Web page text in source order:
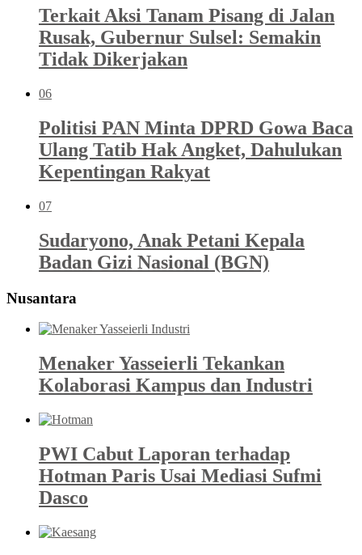
Terkait Aksi Tanam Pisang di Jalan
Rusak, Gubernur Sulsel: Semakin
Tidak Dikerjakan
06
Politisi PAN Minta DPRD Gowa Baca
Ulang Tatib Hak Angket, Dahulukan
Kepentingan Rakyat
07
Sudaryono, Anak Petani Kepala
Badan Gizi Nasional (BGN)
Nusantara
Menaker Yasseierli Tekankan
Kolaborasi Kampus dan Industri
PWI Cabut Laporan terhadap
Hotman Paris Usai Mediasi Sufmi
Dasco